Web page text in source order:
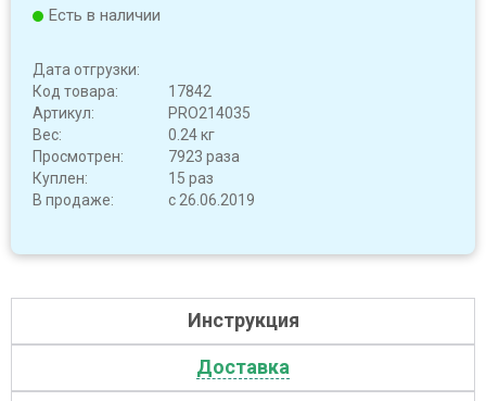
Есть в наличии
Дата отгрузки:
Код товара:
17842
Артикул:
PRO214035
Вес:
0.24 кг
Просмотрен:
7923 раза
Куплен:
15 раз
В продаже:
с 26.06.2019
Инструкция
Доставка